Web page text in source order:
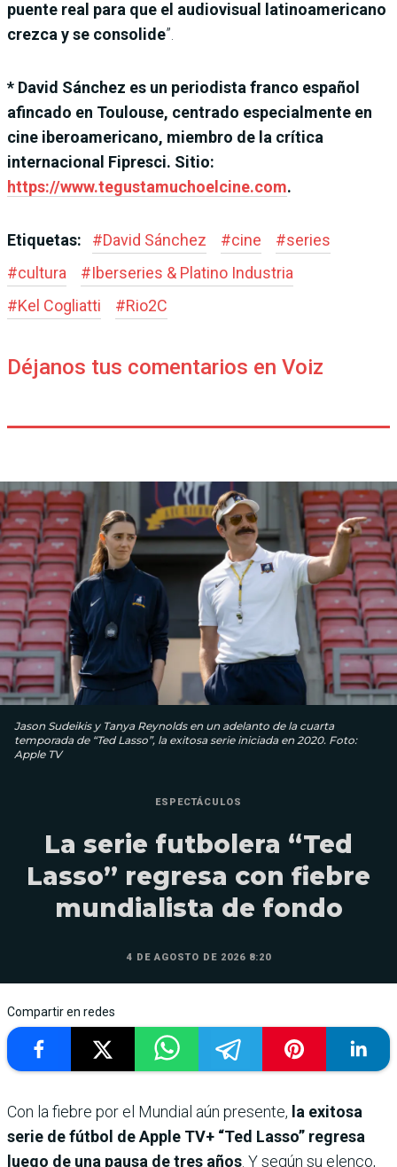
puente real para que el audiovisual latinoamericano
crezca y se consolide”.
* David Sánchez es un periodista franco español
afincado en Toulouse, centrado especialmente en
cine iberoamericano, miembro de la crítica
internacional Fipresci. Sitio:
https://www.tegustamuchoelcine.com.
Etiquetas: #David Sánchez #cine #series
#cultura #Iberseries & Platino Industria
#Kel Cogliatti #Rio2C
Déjanos tus comentarios en Voiz
Jason Sudeikis y Tanya Reynolds en un adelanto de la cuarta
temporada de “Ted Lasso”, la exitosa serie iniciada en 2020. Foto:
Apple TV
ESPECTÁCULOS
La serie futbolera “Ted
Lasso” regresa con fiebre
mundialista de fondo
4 DE AGOSTO DE 2026 8:20
Compartir en redes
Con la fiebre por el Mundial aún presente, la exitosa
serie de fútbol de Apple TV+ “Ted Lasso” regresa
luego de una pausa de tres años . Y según su elenco,